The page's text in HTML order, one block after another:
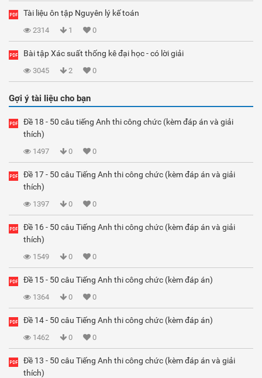
Tài liệu ôn tập Nguyên lý kế toán
2314 1 0
Bài tập Xác suất thống kê đại học - có lời giải
3045 2 0
Gợi ý tài liệu cho bạn
Đề 18 - 50 câu tiếng Anh thi công chức (kèm đáp án và giải
thích)
1497 0 0
Đề 17 - 50 câu Tiếng Anh thi công chức (kèm đáp án và giải
thích)
1397 0 0
Đề 16 - 50 câu Tiếng Anh thi công chức (kèm đáp án và giải
thích)
1549 0 0
Đề 15 - 50 câu Tiếng Anh thi công chức (kèm đáp án)
1364 0 0
Đề 14 - 50 câu Tiếng Anh thi công chức (kèm đáp án)
1462 0 0
Đề 13 - 50 câu Tiếng Anh thi công chức (kèm đáp án và giải
thích)